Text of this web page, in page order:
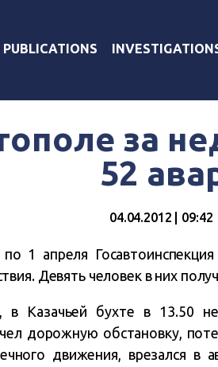
PUBLICATIONS
за
52
04.04.2012 | 09:42
1 апреля
Девять человек в них
в Казачьей бухте в 13.50
дорожную обстановку,
движения, врезался